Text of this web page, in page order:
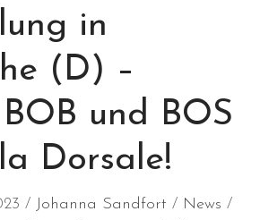
März 2020
Februar 2020
Januar 2020
Dezember 2019
September 2019
in
(D) –
und BOS
Dorsale!
Johanna Sandfort
News